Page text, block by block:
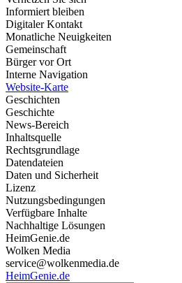
Informiert bleiben
Digitaler Kontakt
Monatliche Neuigkeiten
Gemeinschaft
Bürger vor Ort
Interne Navigation
Website-Karte
Geschichten
Geschichte
News-Bereich
Inhaltsquelle
Rechtsgrundlage
Datendateien
Daten und Sicherheit
Lizenz
Nutzungsbedingungen
Verfügbare Inhalte
Nachhaltige Lösungen
HeimGenie.de
Wolken Media
service@wolkenmedia.de
HeimGenie.de